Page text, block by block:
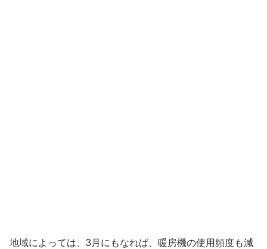
地域によっては、3月にもなれば、暖房機の使用頻度も減